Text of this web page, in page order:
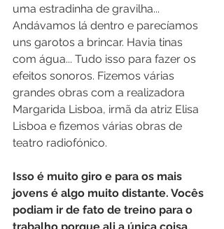
uma estradinha de gravilha...
Andávamos lá dentro e parecíamos
uns garotos a brincar. Havia tinas
com água... Tudo isso para fazer os
efeitos sonoros. Fizemos várias
grandes obras com a realizadora
Margarida Lisboa, irmã da atriz Elisa
Lisboa e fizemos várias obras de
teatro radiofónico.
Isso é muito giro e para os mais
jovens é algo muito distante. Vocês
podiam ir de fato de treino para o